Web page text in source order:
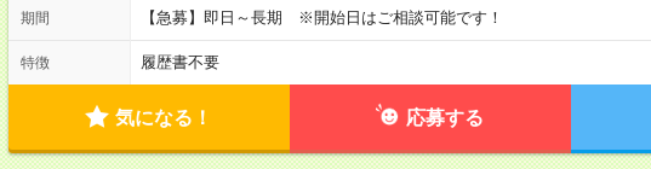
期間 【急募】即日～長期 ※開始日はご相談可能です！
特徴 履歴書不要
気になる！ 応募する